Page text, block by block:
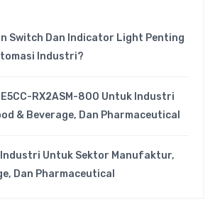
Switch Dan Indicator Light Penting
Industri?
RX2ASM-800 Untuk Industri
& Beverage, Dan Pharmaceutical
Industri Untuk Sektor Manufaktur,
Dan Pharmaceutical